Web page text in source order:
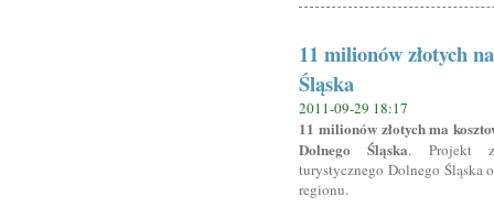
11 milionów złotych
Śląska
2011-09-29 18:17
11 milionów złotych ma
Dolnego Śląska. Projekt
turystycznego Dolnego Śląska
regionu.